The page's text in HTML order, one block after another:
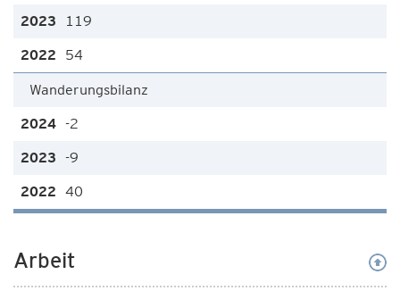
119
54
Wanderungsbilanz
-2
-9
40
Arbeit